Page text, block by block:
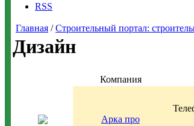
RSS
Главная /Строительный портал:
Дизайн
Компания
Арка про